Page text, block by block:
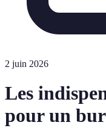
2 juin 2026
Les
pour un